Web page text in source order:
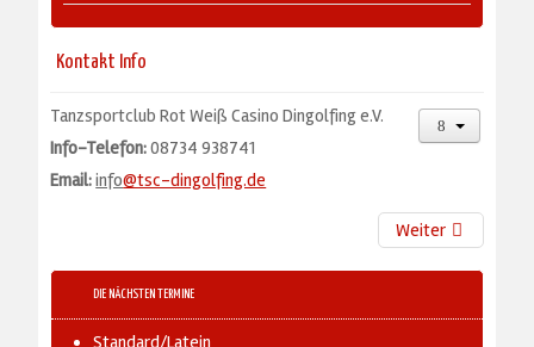
Kontakt Info
Tanzsportclub Rot Weiß Casino Dingolfing e.V.
Info-Telefon:08734 938741
Email:info@tsc-dingolfing.de
Weiter
DIE NÄCHSTEN TERMINE
Standard/Latein